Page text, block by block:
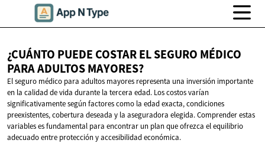
¿CUÁNTO PUEDE COSTAR EL SEGURO MÉDICO
PARAADULTOS MAYORES?
El seguro médico para adultos mayores representa una inversión importante
en la calidad de vida durante la tercera edad. Los costos varían
significativamente según factores como la edad exacta, condiciones
preexistentes, cobertura deseada y la aseguradora elegida. Comprender estas
variables es fundamental para encontrar un plan que ofrezca el equilibrio
adecuado entre protección y accesibilidad económica.